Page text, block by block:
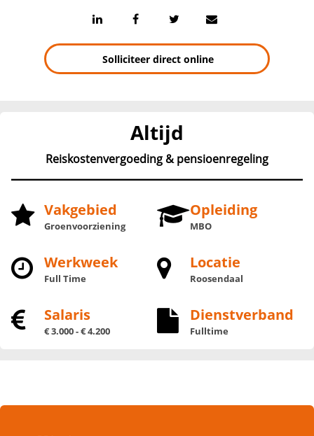
Solliciteer direct online
Altijd
Reiskostenvergoeding & pensioenregeling
Vakgebied
Groenvoorziening
Opleiding
MBO
Werkweek
Full Time
Locatie
Roosendaal
Salaris
€ 3.000 - € 4.200
Dienstverband
Fulltime